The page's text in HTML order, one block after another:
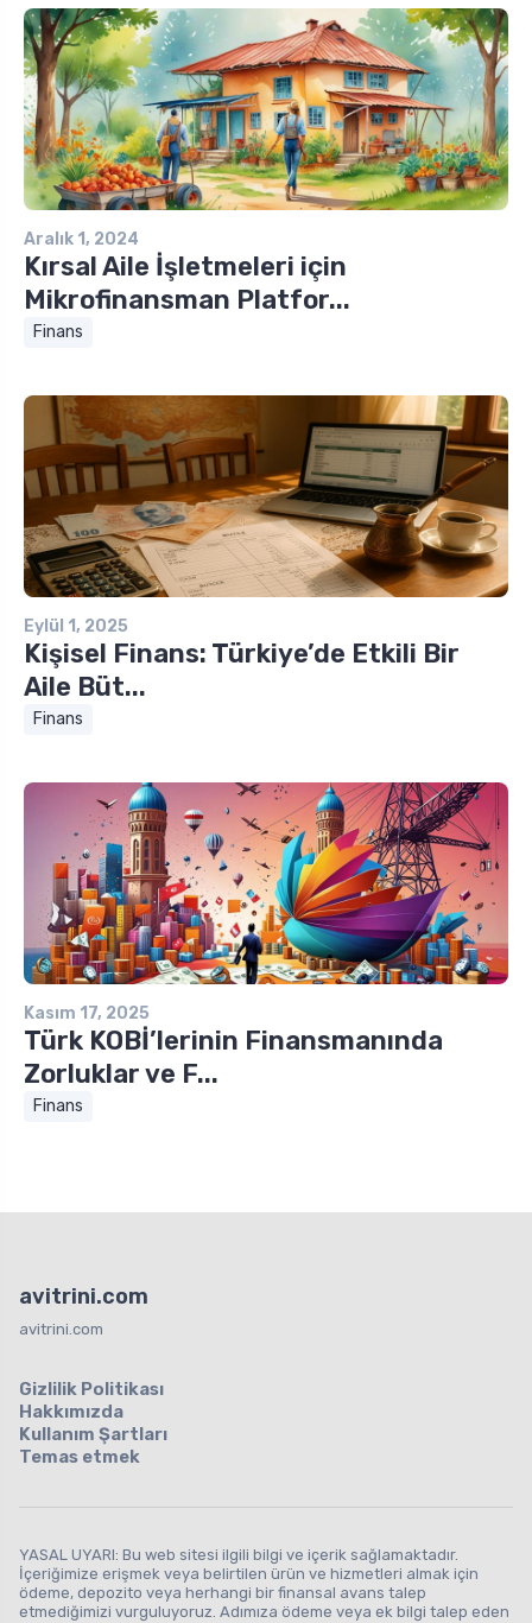
Aralık 1, 2024
Kırsal Aile İşletmeleri için
Mikrofinansman Platfor...
Finans
Eylül 1, 2025
Kişisel Finans: Türkiye’de Etkili Bir
Aile Büt...
Finans
Kasım 17, 2025
Türk KOBİ’lerinin Finansmanında
Zorluklar ve F...
Finans
avitrini.com
avitrini.com
Gizlilik Politikası
Hakkımızda
Kullanım Şartları
Temas etmek
YASAL UYARI: Bu web sitesi ilgili bilgi ve içerik sağlamaktadır.
İçeriğimize erişmek veya belirtilen ürün ve hizmetleri almak için
ödeme, depozito veya herhangi bir finansal avans talep
etmediğimizi vurguluyoruz. Adımıza ödeme veya ek bilgi talep eden